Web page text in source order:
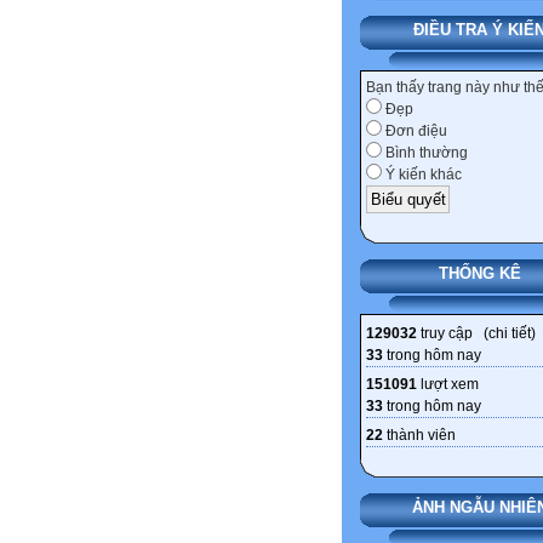
ĐIỀU TRA Ý KIẾN
Bạn thấy trang này như
Đẹp
Đơn điệu
Bình thường
Ý kiến khác
THỐNG KÊ
129032 truy cập (chi tiết)
33 trong hôm nay
151091 lượt xem
33 trong hôm nay
22 thành viên
ẢNH NGẪU